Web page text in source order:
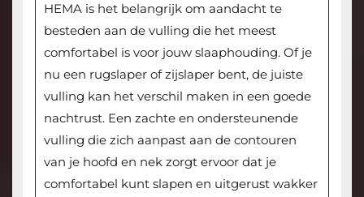
HEMA is het belangrijk om aandacht te
besteden aan de vulling die het meest
comfortabel is voor jouw slaaphouding. Of je
nu een rugslaper of zijslaper bent, de juiste
vulling kan het verschil maken in een goede
nachtrust. Een zachte en ondersteunende
vulling die zich aanpast aan de contouren
van je hoofd en nek zorgt ervoor dat je
comfortabel kunt slapen en uitgerust wakker